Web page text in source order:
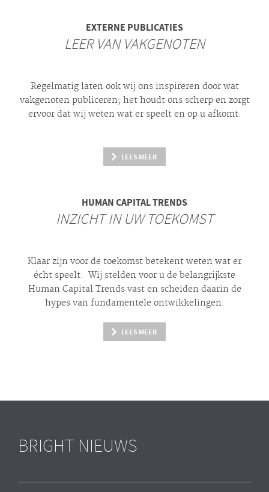
EXTERNE PUBLICATIES
LEER VAN VAKGENOTEN
Regelmatig laten ook wij ons inspireren door wat
vakgenoten publiceren; het houdt ons scherp en zorgt
ervoor dat wij weten wat er speelt en op u afkomt.
LEES MEER
HUMAN CAPITAL TRENDS
INZICHT IN UW TOEKOMST
Klaar zijn voor de toekomst betekent weten wat er
écht speelt. Wij stelden voor u de belangrijkste
Human Capital Trends vast en scheiden daarin de
hypesvan fundamentele ontwikkelingen.
LEES MEER
BRIGHT NIEUWS